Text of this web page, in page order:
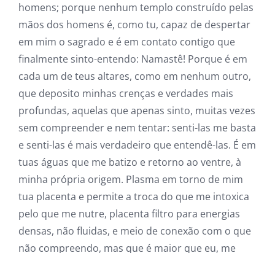
homens; porque nenhum templo construído pelas
mãos dos homens é, como tu, capaz de despertar
em mim o sagrado e é em contato contigo que
finalmente sinto-entendo: Namastê! Porque é em
cada um de teus altares, como em nenhum outro,
que deposito minhas crenças e verdades mais
profundas, aquelas que apenas sinto, muitas vezes
sem compreender e nem tentar: senti-las me basta
e senti-las é mais verdadeiro que entendê-las. É em
tuas águas que me batizo e retorno ao ventre, à
minha própria origem. Plasma em torno de mim
tua placenta e permite a troca do que me intoxica
pelo que me nutre, placenta filtro para energias
densas, não fluidas, e meio de conexão com o que
não compreendo, mas que é maior que eu, me